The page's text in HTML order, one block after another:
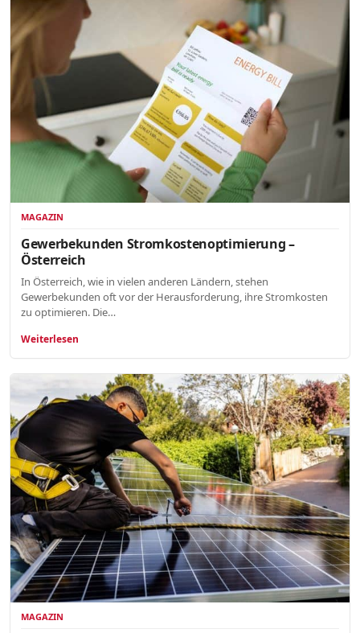
MAGAZIN
Gewerbekunden Stromkostenoptimierung –
Österreich
In Österreich, wie in vielen anderen Ländern, stehen
Gewerbekunden oft vor der Herausforderung, ihre Stromkosten
zu optimieren. Die…
Weiterlesen
MAGAZIN